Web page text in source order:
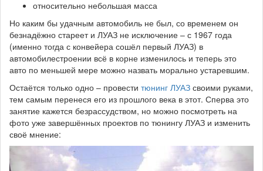
относительно небольшая масса
Но каким бы удачным автомобиль не был, со временем он
безнадёжно стареет и ЛУАЗ не исключение – с 1967 года
(именно тогда с конвейера сошёл первый ЛУАЗ) в
автомобилестроении всё в корне изменилось и теперь это
авто по меньшей мере можно назвать морально устаревшим.
Остаётся только одно – провести тюнинг ЛУАЗ своими руками,
тем самым перенеся его из прошлого века в этот. Сперва это
занятие кажется безрассудством, но можно посмотреть на
фото уже завершённых проектов по тюнингу ЛУАЗ и изменить
своё мнение: